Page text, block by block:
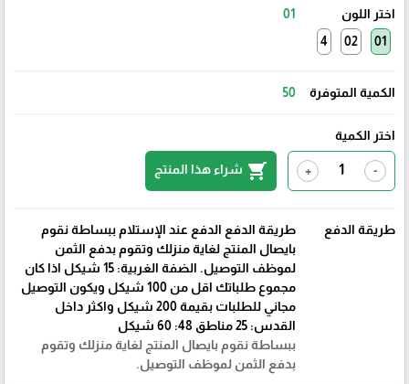
اختر اللون
01
01
02
4
الكمية المتوفرة 50
اختر الكمية
-
+
shopping_cart شراء هذا المنتج
طريقة الدفع
طريقة الدفع الدفع عند الإستلام ببساطة نقوم
بايصال المنتج لغاية منزلك وتقوم بدفع الثمن
لموظف التوصيل. الضفة الغربية: 15 شيكل اذا كان
مجموع طلباتك اقل من 100 شيكل ويكون التوصيل
مجاني للطلبات بقيمة 200 شيكل واكثر داخل
القدس: 25 مناطق 48: 60 شيكل
ببساطة نقوم بايصال المنتج لغاية منزلك وتقوم
بدفع الثمن لموظف التوصيل.